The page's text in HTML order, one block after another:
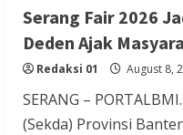
Berita Terbaru
THM Masih
Keluhkan Dugaan
Room Karaoke
Redaksi 01 August
Serang Fair 2026
Deden Ajak
Redaksi 01 August 8,
SERANG –
(Sekda) Provinsi